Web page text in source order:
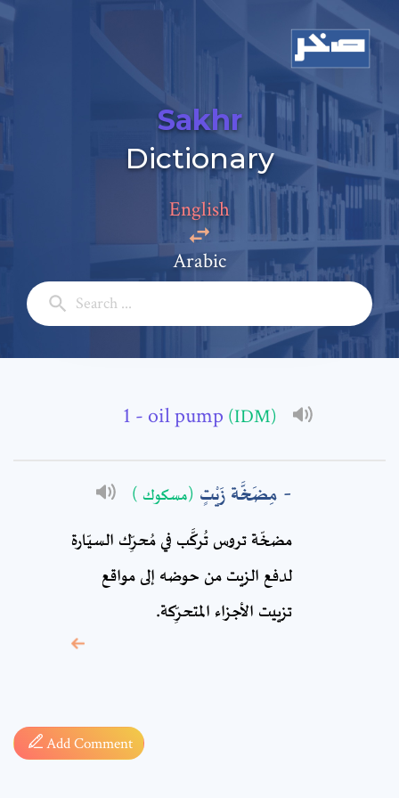
Sakhr
Dictionary
English
Arabic
- oil pump (IDM)
مِضَخَّة زَيْتٍ (مسكوك )
مضخّة تروس تُركَّب في مُحرِّك السيّارة
لدفع الزيت من حوضه إلى مواقع
تزييت الأجزاء المتحرِّكة.
Add Comment
Add a comment
Full Name: *
Subject: *
Comment: *